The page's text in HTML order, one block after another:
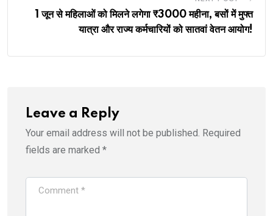
1 जून से महिलाओं को मिलने लगेगा ₹3000 महीना, बसों में मुफ्त
यात्रा और राज्य कर्मचारियों को सातवां वेतन आयोग!
Leave a Reply
Your email address will not be published. Required
fields are marked *